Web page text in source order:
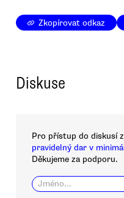
Zkopírovat odkaz
Diskuse
Pro přístup do diskusí
pravidelný dar v
Děkujeme za podporu.